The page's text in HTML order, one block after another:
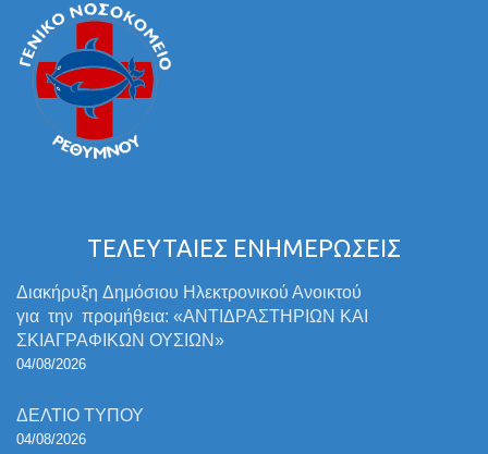
ΤΕΛΕΥΤΑΙΕΣ ΕΝΗΜΕΡΩΣΕΙΣ
Διακήρυξη Δημόσιου Ηλεκτρονικού Ανοικτού
για την προμήθεια: «ΑΝΤΙΔΡΑΣΤΗΡΙΩΝ ΚΑΙ
ΣΚΙΑΓΡΑΦΙΚΩΝ ΟΥΣΙΩΝ»
04/08/2026
ΔΕΛΤΙΟ ΤΥΠΟΥ
04/08/2026